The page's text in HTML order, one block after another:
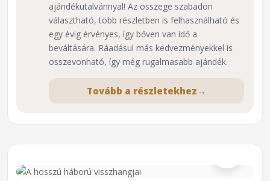
⌕
ajándékutalvánnyal! Az összege szabadon
választható, több részletben is felhasználható és
egy évig érvényes, így bőven van idő a
beváltására. Ráadásul más kedvezményekkel is
összevonható, így még rugalmasabb ajándék.
Tovább a részletekhez →